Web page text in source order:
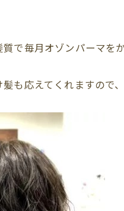
で毎月オゾンパーマを
も応えてくれますので